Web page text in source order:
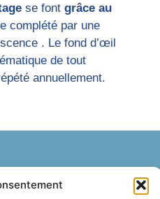
se font grâce au
complété par une
. Le fond d’œil
de tout
annuellement.
prise de